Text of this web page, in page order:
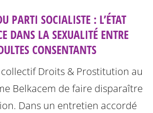
PARTI SOCIALISTE : L’ÉTAT
DANS LA SEXUALITÉ ENTRE
CONSENTANTS
Droits & Prostitution au
Belkacem de faire disparaître
Dans un entretien accordé